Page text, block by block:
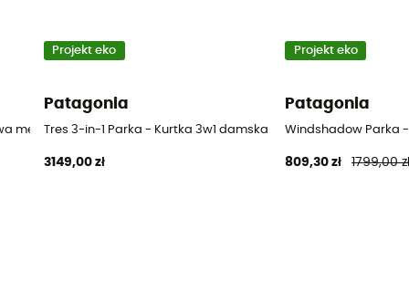
meska
Projekt eko
Patagonia
Tres 3-in-1 Parka - Kurtka 3w1 damska
3149,00 zł
Projekt eko
Patagonia
Windshadow Parka
809,30 zł 1799,00